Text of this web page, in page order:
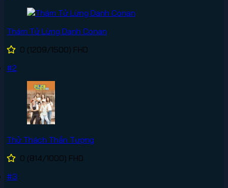
Thám Tử Lừng Danh Conan
0 (1209/1500) FHD
#2
Thử Thách Thần Tượng
0 (814/1000) FHD
#3